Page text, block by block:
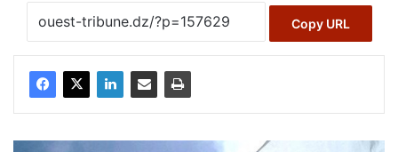
Copy URL